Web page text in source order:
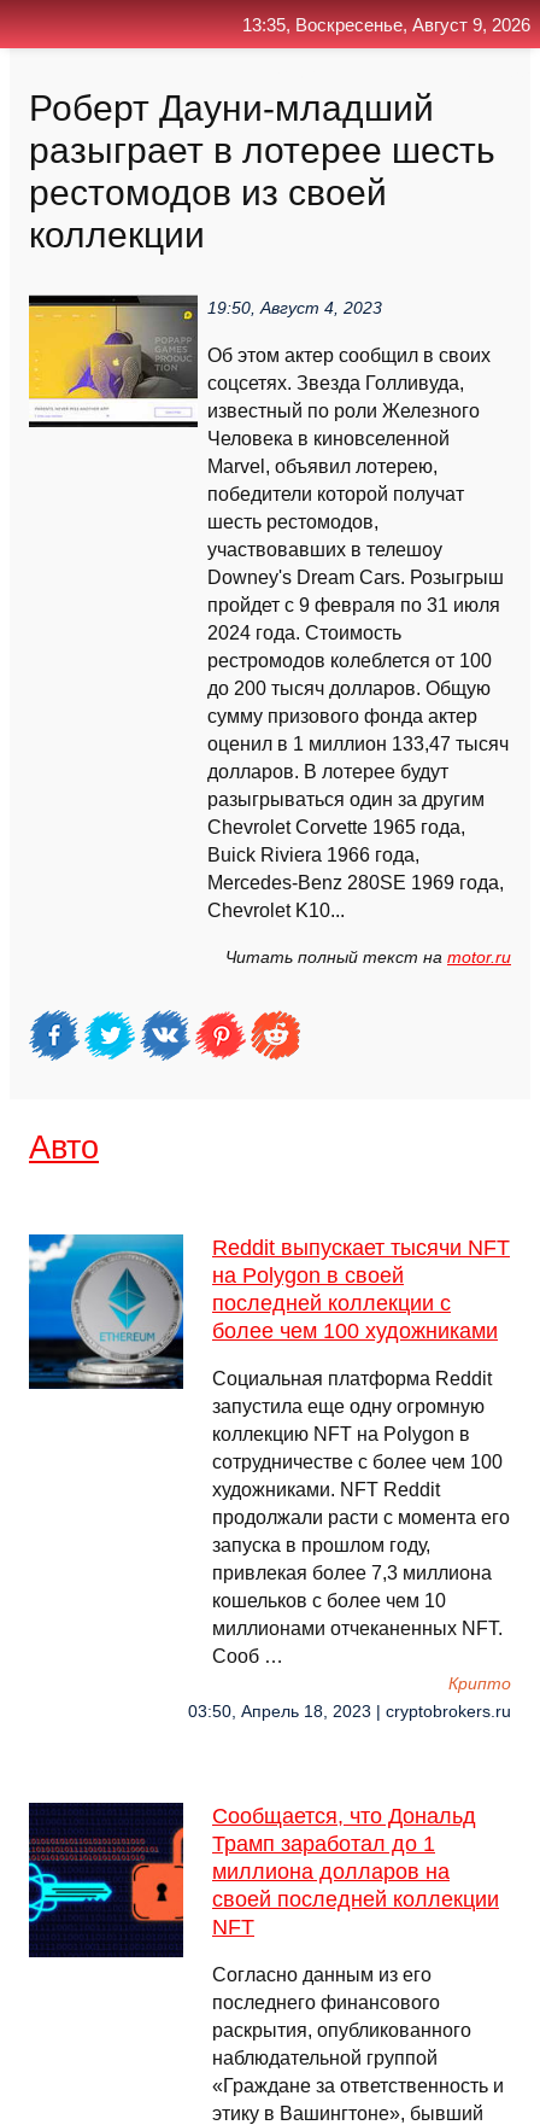
Роберт Дауни-младший
разыграет в лотерее шесть
рестомодов из своей
коллекции
19:50, Август 4, 2023
Об этом актер сообщил в своих
соцсетях. Звезда Голливуда,
известный по роли Железного
Человека в киновселенной
Marvel, объявил лотерею,
победители которой получат
шесть рестомодов,
участвовавших в телешоу
Downey's Dream Cars. Розыгрыш
пройдет с 9 февраля по 31 июля
2024 года. Стоимость
рестромодов колеблется от 100
до 200 тысяч долларов. Общую
сумму призового фонда актер
оценил в 1 миллион 133,47 тысяч
долларов. В лотерее будут
разыгрываться один за другим
Chevrolet Corvette 1965 года,
Buick Riviera 1966 года,
Mercedes-Benz 280SE 1969 года,
Chevrolet K10...
Читать полный текст на motor.ru
Авто
Reddit выпускает тысячи NFT
на Polygon в своей
последней коллекции с
более чем 100 художниками
Социальная платформа Reddit
запустила еще одну огромную
коллекцию NFT на Polygon в
сотрудничестве с более чем 100
художниками. NFT Reddit
продолжали расти с момента его
запуска в прошлом году,
привлекая более 7,3 миллиона
кошельков с более чем 10
миллионами отчеканенных NFT.
Сооб …
Крипто
03:50, Апрель 18, 2023 | cryptobrokers.ru
Сообщается, что Дональд
Трамп заработал до 1
миллиона долларов на
своей последней коллекции
NFT
Согласно данным из его
последнего финансового
раскрытия, опубликованного
наблюдательной группой
«Граждане за ответственность и
этику в Вашингтоне», бывший
13:35, Воскресенье, Август 9, 2026